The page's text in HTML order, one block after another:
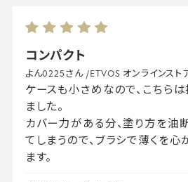
コンパクト
よん0225さん /ETVOS オンラインスト
ケースも小さめなので、こちら
ました。
カバー力がある分、塗り方を油
てしまうので、ブラシで薄くを
ます。